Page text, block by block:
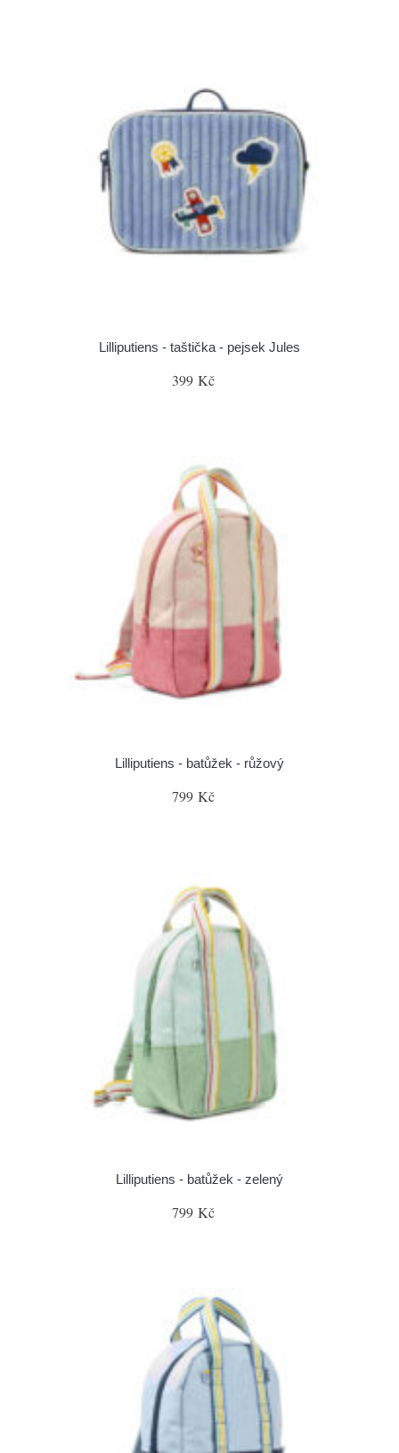
Lilliputiens - taštička - pejsek Jules
399 Kč
Lilliputiens - batůžek - růžový
799 Kč
Lilliputiens - batůžek - zelený
799 Kč